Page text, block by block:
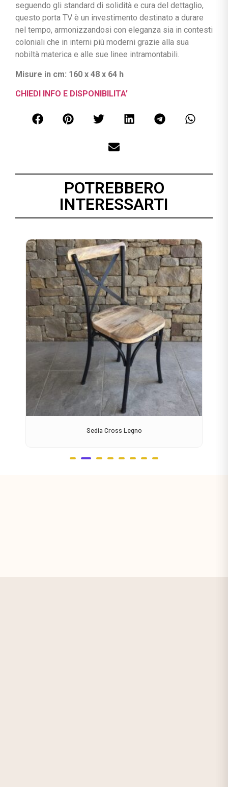
seguendo gli standard di solidità e cura del dettaglio,
questo porta TV è un investimento destinato a durare
nel tempo, armonizzandosi con eleganza sia in contesti
coloniali che in interni più moderni grazie alla sua
nobiltà materica e alle sue linee intramontabili.
Misure in cm: 160 x 48 x 64 h
CHIEDI INFO E DISPONIBILITA’
POTREBBERO
INTERESSARTI
Sedia Cross Legno